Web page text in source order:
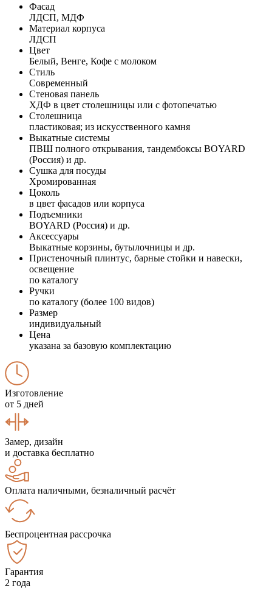
Фасад
ЛДСП, МДФ
Материал корпуса
ЛДСП
Цвет
Белый, Венге, Кофе с молоком
Стиль
Современный
Стеновая панель
ХДФ в цвет столешницы или с фотопечатью
Столешница
пластиковая; из искусственного камня
Выкатные системы
ПВШ полного открывания, тандембоксы BOYARD
(Россия) и др.
Сушка для посуды
Хромированная
Цоколь
в цвет фасадов или корпуса
Подъемники
BOYARD (Россия) и др.
Аксессуары
Выкатные корзины, бутылочницы и др.
Пристеночный плинтус, барные стойки и навески,
освещение
по каталогу
Ручки
по каталогу (более 100 видов)
Размер
индивидуальный
Цена
указана за базовую комплектацию
Изготовление
от 5 дней
Замер, дизайн
и доставка бесплатно
Оплата наличными, безналичный расчёт
Беспроцентная рассрочка
Гарантия
2 года